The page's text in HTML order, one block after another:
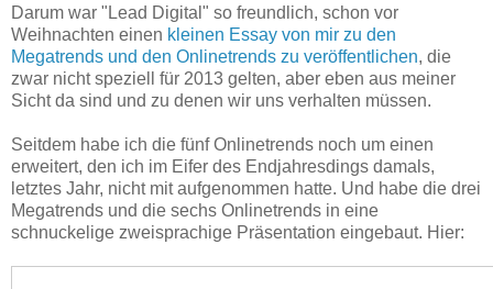
Darum war "Lead Digital" so freundlich, schon vor
Weihnachten einen kleinen Essay von mir zu den
Megatrends und den Onlinetrends zu veröffentlichen, die
zwar nicht speziell für 2013 gelten, aber eben aus meiner
Sicht da sind und zu denen wir uns verhalten müssen.
Seitdem habe ich die fünf Onlinetrends noch um einen
erweitert, den ich im Eifer des Endjahresdings damals,
letztes Jahr, nicht mit aufgenommen hatte. Und habe die drei
Megatrends und die sechs Onlinetrends in eine
schnuckelige zweisprachige Präsentation eingebaut. Hier: